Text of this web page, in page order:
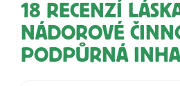
18 RECENZÍ
NÁDOROVÉ
PODPŮRNÁ